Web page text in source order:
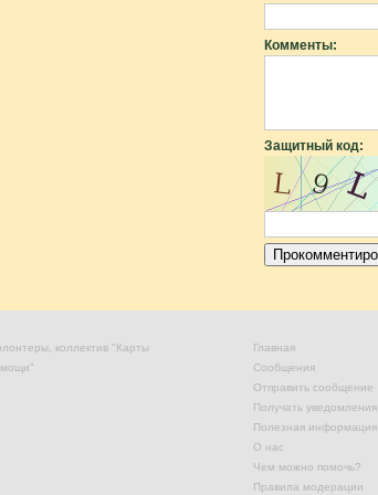
Комменты:
Защитный код:
коллектив "Карты
Главная
Сообщения
Отправить сообщение
Получать уведомления
Полезная информация
О нас
Чем можно помочь?
Правила модерации